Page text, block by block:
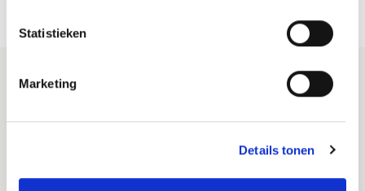
Statistieken
Marketing
Details tonen
Veiligheidsregio Brabant-Zuidoost